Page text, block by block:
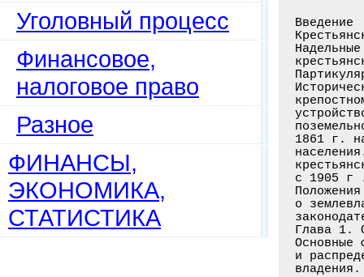
Уголовный процесс
Финансовое,
налоговое право
Разное
ФИНАНСЫ,
ЭКОНОМИКА,
СТАТИСТИКА